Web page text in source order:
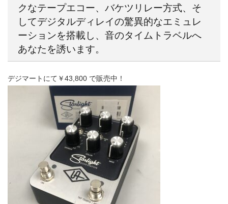
クなテープエコー、バケツリレー方式、そ
してデジタルディレイの驚異的なエミュレ
ーションを搭載し、音のタイムトラベルへ
あなたを誘います。
デジマートにて￥43,800 で販売中！